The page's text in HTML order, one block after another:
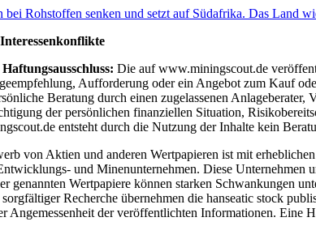
Rohstoffen senken und setzt auf Südafrika. Das Land
Die auf www.miningscout.de
Aufforderung oder ein Angebot zum Kauf
Beratung durch einen zugelassenen
der persönlichen finanziellen Situation,
entsteht durch die Nutzung der Inhalte kein
von Aktien und anderen Wertpapieren ist mit
und Minenunternehmen. Diese
genannten Wertpapiere können starken Schwankungen
Recherche übernehmen die hanseatic stock
der veröffentlichten Informationen. Eine